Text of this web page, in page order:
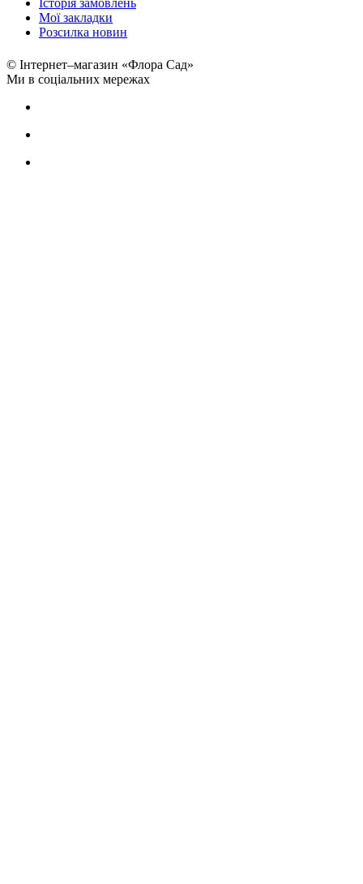
Мої закладки
Розсилка новин
© Інтернет–магазин «Флора Сад»
Ми в соціальних мережах